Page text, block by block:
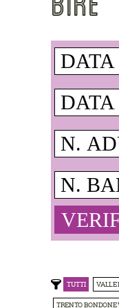
TUTTI VALLE
TRENTO